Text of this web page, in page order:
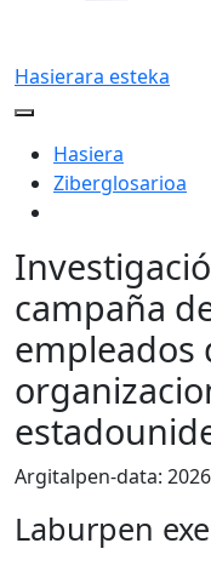
Hasierara esteka
Hasiera
Ziberglosarioa
campaña
empleados
Argitalpen-data:
Laburpen